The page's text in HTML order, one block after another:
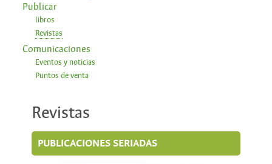
Publicar
libros
Revistas
Comunicaciones
Eventos y noticias
Puntos de venta
Revistas
PUBLICACIONES SERIADAS